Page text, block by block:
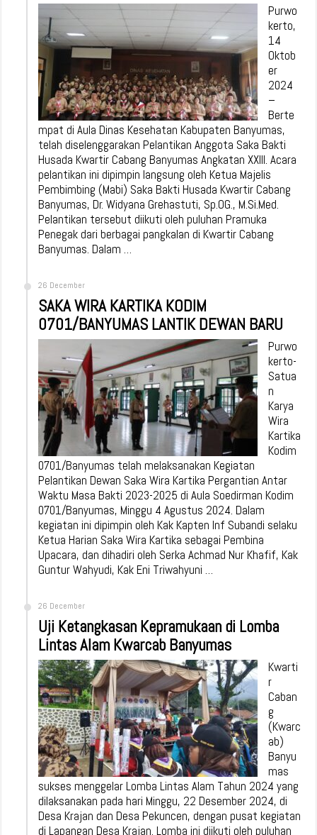
Purwo
kerto,
14
Oktob
er
2024
–
Berte
mpat di Aula Dinas Kesehatan Kabupaten Banyumas,
telah diselenggarakan Pelantikan Anggota Saka Bakti
Husada Kwartir Cabang Banyumas Angkatan XXIII. Acara
pelantikan ini dipimpin langsung oleh Ketua Majelis
Pembimbing (Mabi) Saka Bakti Husada Kwartir Cabang
Banyumas, Dr. Widyana Grehastuti, Sp.OG., M.Si.Med.
Pelantikan tersebut diikuti oleh puluhan Pramuka
Penegak dari berbagai pangkalan di Kwartir Cabang
Banyumas. Dalam …
26 December
SAKA WIRA KARTIKA KODIM
0701/BANYUMAS LANTIK DEWAN BARU
Purwo
kerto-
Satua
n
Karya
Wira
Kartika
Kodim
0701/Banyumas telah melaksanakan Kegiatan
Pelantikan Dewan Saka Wira Kartika Pergantian Antar
Waktu Masa Bakti 2023-2025 di Aula Soedirman Kodim
0701/Banyumas, Minggu 4 Agustus 2024. Dalam
kegiatan ini dipimpin oleh Kak Kapten Inf Subandi selaku
Ketua Harian Saka Wira Kartika sebagai Pembina
Upacara, dan dihadiri oleh Serka Achmad Nur Khafif, Kak
Guntur Wahyudi, Kak Eni Triwahyuni …
26 December
Uji Ketangkasan Kepramukaan di Lomba
Lintas Alam Kwarcab Banyumas
Kwarti
r
Caban
g
(Kwarc
ab)
Banyu
mas
sukses menggelar Lomba Lintas Alam Tahun 2024 yang
dilaksanakan pada hari Minggu, 22 Desember 2024, di
Desa Krajan dan Desa Pekuncen, dengan pusat kegiatan
di Lapangan Desa Krajan. Lomba ini diikuti oleh puluhan